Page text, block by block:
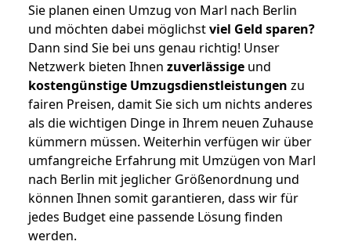
Sie planen einen Umzug von Marl nach Berlin
und möchten dabei möglichstviel Geld sparen?
Dann sind Sie bei uns genau richtig! Unser
Netzwerk bieten Ihnen zuverlässige und
kostengünstige Umzugsdienstleistungen zu
fairen Preisen, damit Sie sich um nichts anderes
als die wichtigen Dinge in Ihrem neuen Zuhause
kümmern müssen. Weiterhin verfügen wir über
umfangreiche Erfahrung mit Umzügen von Marl
nach Berlin mit jeglicher Größenordnung und
können Ihnen somit garantieren, dass wir für
jedes Budget eine passende Lösung finden
werden.